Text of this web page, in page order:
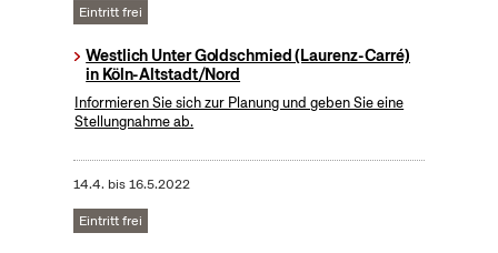
Eintritt frei
Westlich Unter Goldschmied (Laurenz-Carré)
in Köln-Altstadt/Nord
Informieren Sie sich zur Planung und geben Sie eine
Stellungnahme ab.
14.4. bis16.5.2022
Eintritt frei